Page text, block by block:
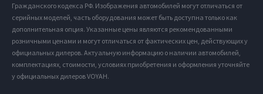
Гражданского кодекса РФ. Изображения автомобилей могут отличаться от
серийных моделей, часть оборудования может быть доступна только как
дополнительная опция. Указанные цены являются рекомендованными
розничными ценами и могут отличаться от фактических цен, действующих у
официальных дилеров. Актуальную информацию о наличии автомобилей,
комплектациях, стоимости, условиях приобретения и оформления уточняйте
у официальных дилеров VOYAH.